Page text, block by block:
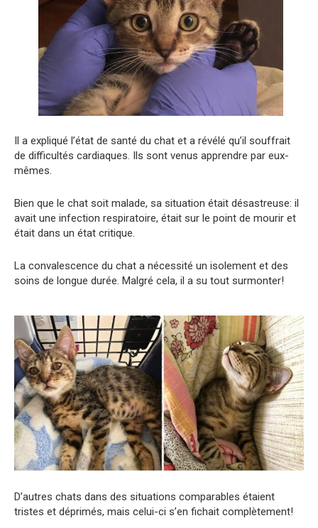
Il a expliqué l’état de santé du chat et a révélé qu’il souffrait
de difficultés cardiaques. Ils sont venus apprendre par eux-
mêmes.
Bien que le chat soit malade, sa situation était désastreuse: il
avait une infection respiratoire, était sur le point de mourir et
était dans un état critique.
La convalescence du chat a nécessité un isolement et des
soins de longue durée. Malgré cela, il a su tout surmonter!
D’autres chats dans des situations comparables étaient
tristes et déprimés, mais celui-ci s’en fichait complètement!